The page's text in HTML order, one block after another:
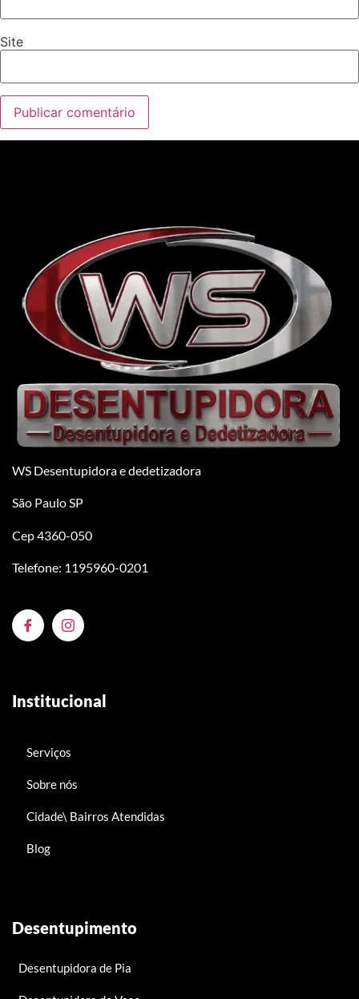
Site
WS Desentupidora e dedetizadora
São Paulo SP
Cep 4360-050
Telefone: 1195960-0201
Institucional
Serviços
Sobre nós
Cidade\ Bairros Atendidas
Blog
Desentupimento
Desentupidora de Pia